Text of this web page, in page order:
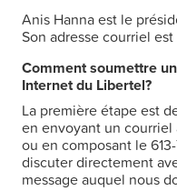
Anis Hanna est le
Son adresse courriel est
Comment soumettre
Internet du Libertel?
La première étape est
en envoyant un courriel
ou en composant le
discuter directement
message auquel nous